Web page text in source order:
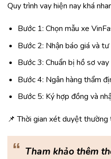
Quy trình vay hiện nay khá
Bước 1: Chọn mẫu xe
Bước 2: Nhận báo giá và tư
Bước 3: Chuẩn bị hồ sơ vay
Bước 4: Ngân hàng thẩm
Bước 5: Ký hợp đồng và
📌 Thời gian xét duyệt
“ Tham khảo thêm